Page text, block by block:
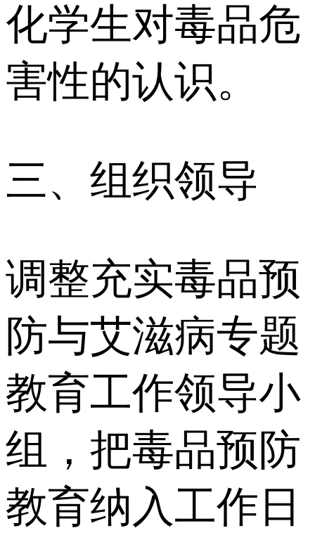
化学生对毒品危
害性的认识。
三、组织领导
调整充实毒品预
防与艾滋病专题
教育工作领导小
组，把毒品预防
教育纳入工作日